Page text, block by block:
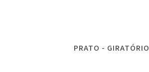
PRATO - GIRATÓRIO